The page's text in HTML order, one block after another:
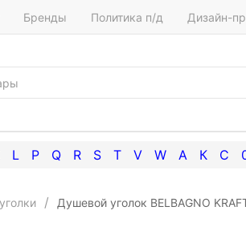
Бренды Политика п/д Дизайн-
L P Q R S T V W А К С
Душевой уголок BELBAGNO